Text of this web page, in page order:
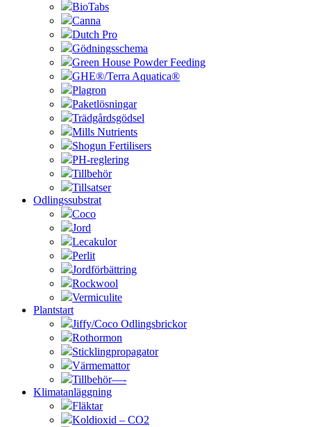
BioTabs
Canna
Dutch Pro
Gödningsschema
Green House Powder Feeding
GHE®/Terra Aquatica®
Plagron
Paketlösningar
Trädgårdsgödsel
Mills Nutrients
Shogun Fertilisers
PH-reglering
Tillbehör
Tillsatser
Odlingssubstrat
Coco
Jord
Lecakulor
Perlit
Jordförbättring
Rockwool
Vermiculite
Plantstart
Jiffy/Coco Odlingsbrickor
Rothormon
Sticklingpropagator
Värmemattor
Tillbehör—-
Klimatanläggning
Fläktar
Koldioxid – CO2